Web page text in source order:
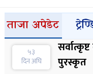
ताजा अपेडेट
५३
दिन अघि
पुरस्कृत